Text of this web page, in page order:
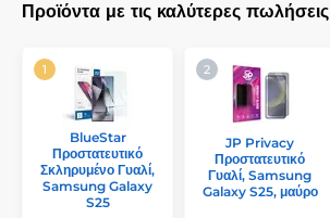
Προϊόντα με τις καλύτερες πωλήσεις
BlueStar
Προστατευτικό
Σκληρυμένο Γυαλί,
Samsung Galaxy
S25
JP Privacy
Προστατευτικό
Γυαλί, Samsung
Galaxy S25, μαύρο